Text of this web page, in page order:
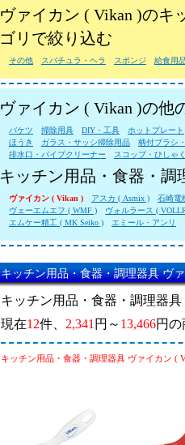
ヴァイカン ( Vikan )のキ
ゴリで絞り込む
その他 スパチュラ・ヘラ スポンジ 給食用
ヴァイカン ( Vikan )の他
バケツ 掃除用具 DIY・工具
ホットプレート
ほうき
ガラス・サッシ掃除用品
柄付ブラシ
排水口・パイプクリーナー
スコップ・ひしゃ
キッチン用品・食器・調
ヴァイカン ( Vikan ) アスカ ( Asmix )
石崎電
ヴェーエムエフ ( WMF )
ヴォルラース (
エムケー精工 ( MK Seiko )
エミール・アンリ
キッチン用品・食器・調理器具 ヴ
キッチン用品・食器・調理器
現在12件、 2,341円～ 13,466円
キッチン用品・食器・調理器具 ヴァイカン (